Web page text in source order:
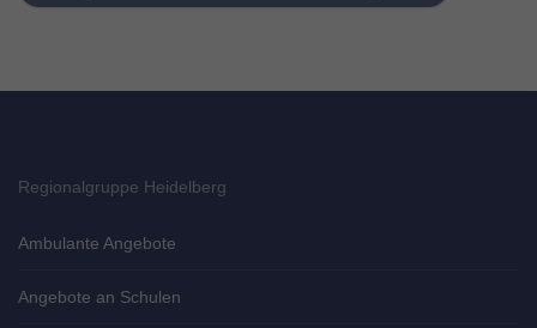
Regionalgruppe Heidelberg
Ambulante Angebote
Angebote an Schulen